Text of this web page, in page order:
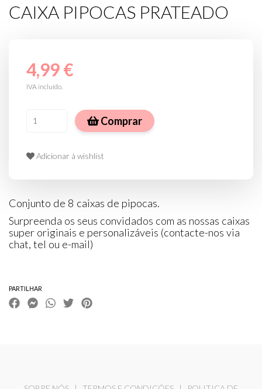
CAIXA PIPOCAS PRATEADO
4,99 €
IVA incluído.
Comprar
Adicionar à wishlist
Conjunto de 8 caixas de pipocas.
Surpreenda os seus convidados com as nossas caixas
super originais e personalizáveis (contacte-nos via
chat, tel ou e-mail)
PARTILHAR